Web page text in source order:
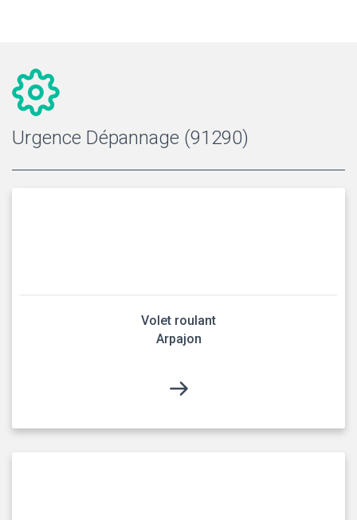
Urgence Dépannage (91290)
Volet roulant
Arpajon